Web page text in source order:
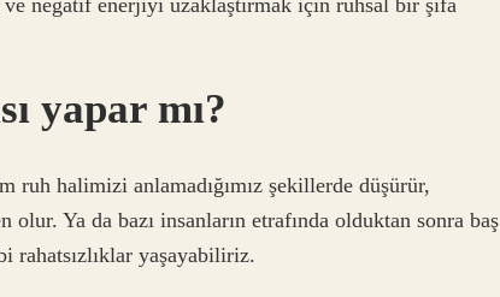
yapar mı?
halimizi anlamadığımız şekillerde düşürür,
Ya da bazı insanların etrafında olduktan sonra baş
rahatsızlıklar yaşayabiliriz.